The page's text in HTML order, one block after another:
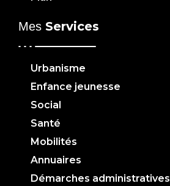
Mes Services
Urbanisme
Enfance jeunesse
Social
Santé
Mobilités
Annuaires
Démarches administratives